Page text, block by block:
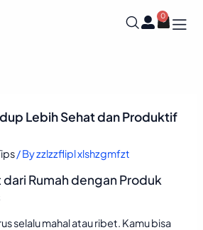
0
Cart
Lebih Sehat dan Produktif
/ Byzzlzzflipl xlshzgmfzt
Rumah dengan Produk
selalu mahal atau ribet. Kamu bisa